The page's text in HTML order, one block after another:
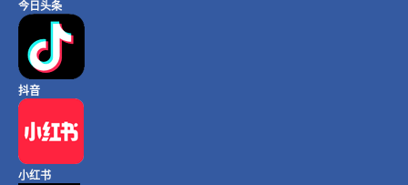
今日头条
抖音
小红书